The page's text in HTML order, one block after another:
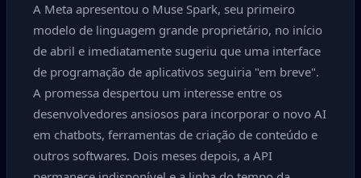
A Meta apresentou o Muse Spark, seu primeiro
modelo de linguagem grande proprietário, no início
de abril e imediatamente sugeriu que uma interface
de programação de aplicativos seguiria "em breve".
A promessa despertou um interesse entre os
desenvolvedores ansiosos para incorporar o novo AI
em chatbots, ferramentas de criação de conteúdo e
outros softwares. Dois meses depois, a API